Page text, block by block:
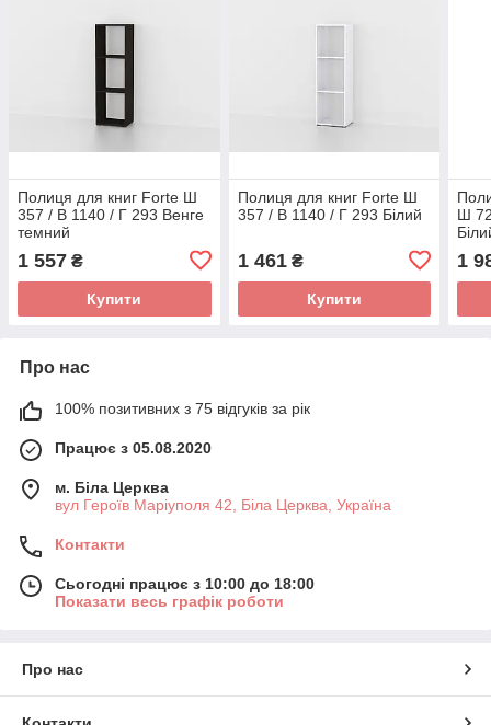
Полиця для книг Forte Ш
357 / В 1140 / Г 293 Венге
темний
1 557 ₴
Купити
Полиця для книг Forte Ш
357 / В 1140 / Г 293 Білий
1 461₴
Купити
Ш
1
Про нас
100% позитивних з 75 відгуків за рік
Працює з 05.08.2020
м. Біла Церква
вул Героїв Маріуполя 42, Біла Церква, Україна
Контакти
Сьогодні працює з 10:00 до 18:00
Показати весь графік роботи
Про нас